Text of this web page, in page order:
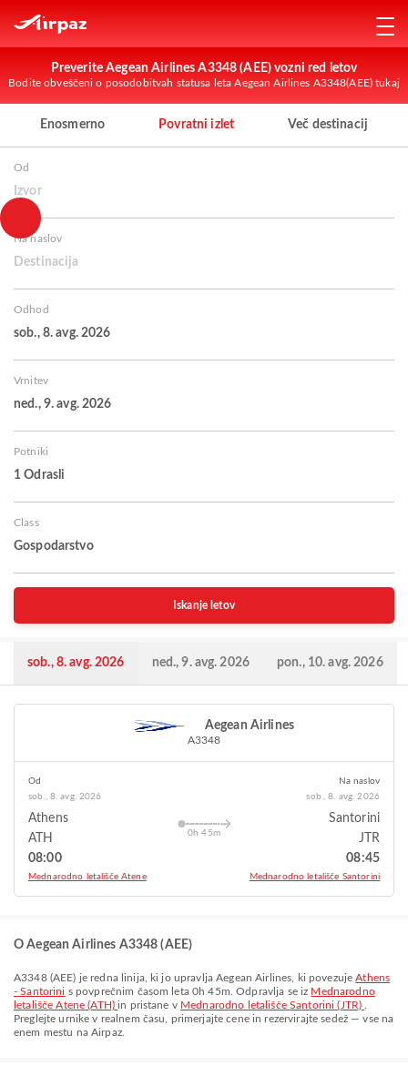
Preverite Aegean Airlines A3348 (AEE) vozni red letov
Bodite obveščeni o posodobitvah statusa leta Aegean Airlines A3348(AEE) tukaj
Enosmerno Povratni izlet Več destinacij
Od
Izvor
Na naslov
Destinacija
Odhod
sob., 8. avg. 2026
Vrnitev
ned., 9. avg. 2026
Potniki
1 Odrasli
Class
Gospodarstvo
Iskanje letov
sob., 8. avg. 2026 ned., 9. avg. 2026 pon., 10. avg. 2026
Aegean Airlines
A3348
Od
sob., 8. avg. 2026
Athens
ATH
08:00
Mednarodno letališče Atene
0h 45m
Na naslov
sob., 8. avg. 2026
Santorini
JTR
08:45
Mednarodno letališče Santorini
O Aegean Airlines A3348 (AEE)
A3348(AEE) je redna linija, ki jo upravljaAegean Airlines , ki povezujeAthens
- Santorini s povprečnim časom leta0h 45m . Odpravlja se iz Mednarodno
letališče Atene (ATH)in pristane v Mednarodno letališče Santorini (JTR)
Preglejte urnike v realnem času, primerjajte cene in rezervirajte sedež — vse na
enem mestu na Airpaz.